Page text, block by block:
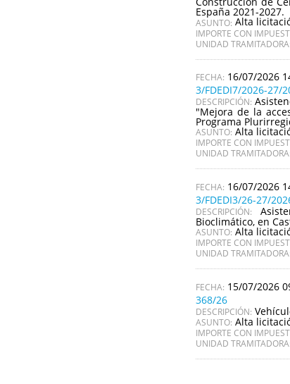
España 2021-2027.
ASUNTO: Alta
IMPORTE CON
UNIDAD TRAMITADORA:
16/07/2026
3/FDEDI7/2026-27/
DESCRIPCIÓN:
"Mejora de la
Programa
ASUNTO: Alta
IMPORTE CON
UNIDAD TRAMITADORA:
16/07/2026
3/FDEDI3/26-27/
DESCRIPCIÓN:
Bioclimático, en
ASUNTO: Alta
IMPORTE CON
UNIDAD TRAMITADORA:
15/07/2026
368/26
DESCRIPCIÓN:
ASUNTO: Alta
IMPORTE CON
UNIDAD TRAMITADORA: